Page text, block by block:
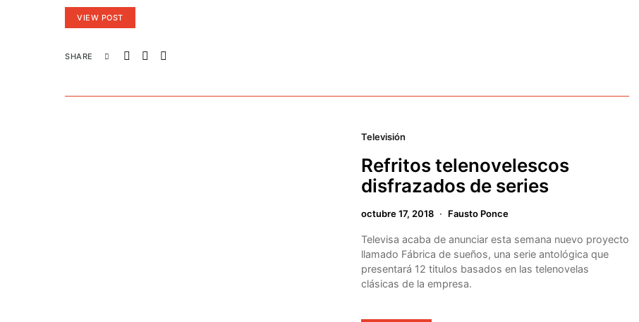
VIEW POST
SHARE
Televisión
Refritos telenovelescos
disfrazados de series
octubre 17, 2018 Fausto Ponce
Televisa acaba de anunciar esta semana nuevo proyecto
llamado Fábrica de sueños, una serie antológica que
presentará 12 titulos basados en las telenovelas
clásicas de la empresa.